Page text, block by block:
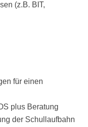
(z.B. BIT,
für einen
plus Beratung
der Schullaufbahn